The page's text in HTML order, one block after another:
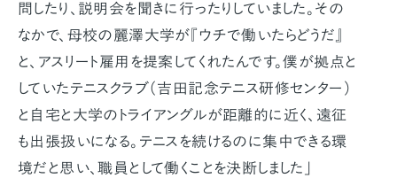
問したり、説明会を聞きに行ったりしていました。その
なかで、母校の麗澤大学が『ウチで働いたらどうだ』
と、アスリート雇用を提案してくれたんです。僕が拠点と
していたテニスクラブ（吉田記念テニス研修センター）
と自宅と大学のトライアングルが距離的に近く、遠征
も出張扱いになる。テニスを続けるのに集中できる環
境だと思い、職員として働くことを決断しました」